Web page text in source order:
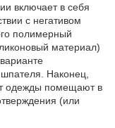
включает в себя
с негативом
полимерный
материал)
Наконец,
одежды помещают в
(или